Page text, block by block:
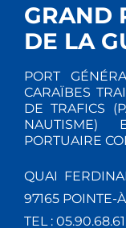
GRAND
DE LA
PORT
CARAÏBES
DE TRAFICS
PORTUAIRE
QUAI
97165 POINTE-
TEL :